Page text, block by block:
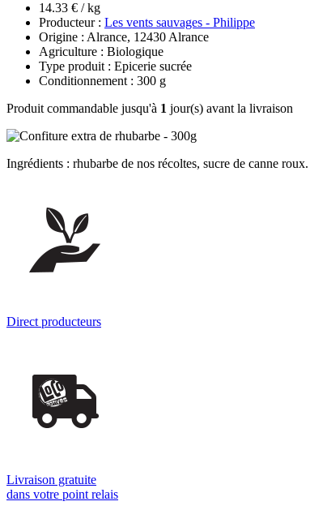
14.33 € / kg
Producteur : Les vents sauvages - Philippe
Origine : Alrance, 12430 Alrance
Agriculture : Biologique
Type produit : Epicerie sucrée
Conditionnement : 300 g
Produit commandable jusqu'à 1 jour(s) avant la livraison
Ingrédients : rhubarbe de nos récoltes, sucre de canne
Direct producteurs
Livraison gratuite
dans votre point relais